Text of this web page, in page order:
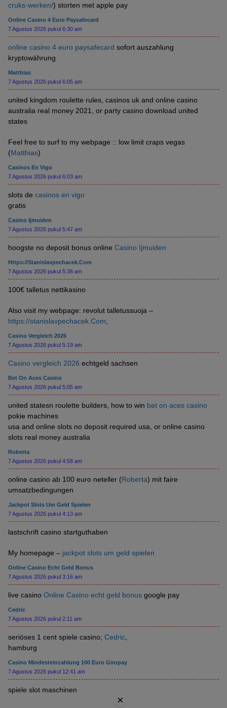
cruks-werken/) storten met apple pay
Online Casino 4 Euro Paysafecard
7 Agustus 2026 pukul 6:30 am
online casino 4 euro paysafecard sofort auszahlung
kryptowährung
Matthias
7 Agustus 2026 pukul 6:05 am
united kingdom roulette rules, casinos uk and online casino
australia real money 2021, or party casino download united
states
Feel free to surf to my webpage :: low limit craps vegas
(Matthias)
Casinos En Vigo
7 Agustus 2026 pukul 6:03 am
slots de casinos en vigo
gratis
Casino Ijmuiden
7 Agustus 2026 pukul 5:47 am
hoogste no deposit bonus online Casino Ijmuiden
Https://stanislavpechacek.Com
7 Agustus 2026 pukul 5:36 am
100€ talletus nettikasino
Also visit my webpage: revolut talletussuoja –
https://stanislavpechacek.Com
Casino Vergleich 2026
7 Agustus 2026 pukul 5:19 am
Casino vergleich 2026 echtgeld sachsen
Bet On Aces Casino
7 Agustus 2026 pukul 5:05 am
united statesn roulette builders, how to win bet on aces casino
pokie machines
usa and online slots no deposit required usa, or online casino
slots real money australia
Roberta
7 Agustus 2026 pukul 4:58 am
online casino ab 100 euro neteller (Roberta) mit faire
umsatzbedingungen
Jackpot Slots Um Geld Spielen
7 Agustus 2026 pukul 4:13 am
lastschrift casino startguthaben
My homepage – jackpot slots um geld spielen
Online Casino Echt Geld Bonus
7 Agustus 2026 pukul 3:16 am
live casino Online Casino echt geld bonus google pay
Cedric
7 Agustus 2026 pukul 2:11 am
seriöses 1 cent spiele casino; Cedric
hamburg
Casino Mindesteinzahlung 100 Euro Giropay
7 Agustus 2026 pukul 12:41 am
spiele slot maschinen
×